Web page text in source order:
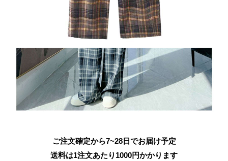
ご注文確定から7~28日でお届け予定
送料は1注文あたり 1000円かかります